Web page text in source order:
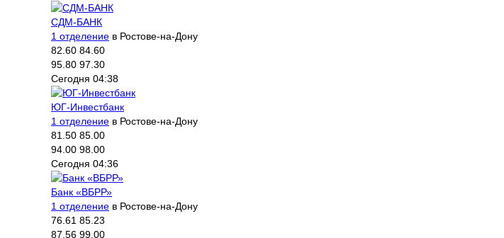
СДМ-БАНК
1 отделение в Ростове-на-Дону
82.60 84.60
95.80 97.30
Сегодня 04:38
ЮГ-Инвестбанк
1 отделение в Ростове-на-Дону
81.50 85.00
94.00 98.00
Сегодня 04:36
Банк «ВБРР»
1 отделение в Ростове-на-Дону
76.61 85.23
87.56 99.00